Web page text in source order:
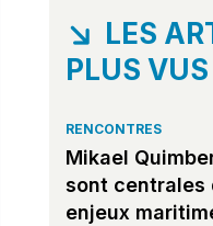
LES
PLUS VUS
RENCONTRES
Mikael
sont centrales
enjeux